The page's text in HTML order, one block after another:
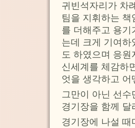
귀빈석자리가 차
팀을 지휘하는
를 더해주고 용
는데 크게 기여
도 하였으며 응
신세계를 체감하
엇을 생각하고
그만이 아닌 선
경기장을 함께 달
경기장에 나설